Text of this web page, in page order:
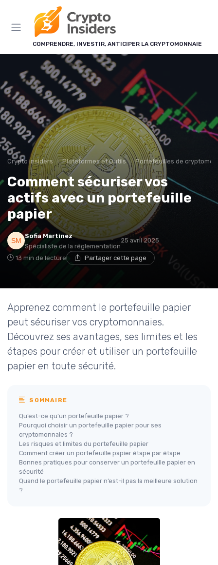
COMPRENDRE, INVESTIR, ANTICIPER LA CRYPTOMONNAIE
Crypto insiders Plateformes et Outils Portefeuilles de
Comment sécuriser vos
actifs avec un portefeuille
papier
Sofia Martinez
Spécialiste de la réglementation
25 avril 2025
13 min de lecture Partager cette page
Apprenez comment le portefeuille papier
peut sécuriser vos cryptomonnaies.
Découvrez ses avantages, ses limites et les
étapes pour créer et utiliser un portefeuille
papier en toute sécurité.
SOMMAIRE
Qu’est-ce qu’un portefeuille papier ?
Pourquoi choisir un portefeuille papier pour ses
cryptomonnaies ?
Les risques et limites du portefeuille papier
Comment créer un portefeuille papier étape par étape
Bonnes pratiques pour conserver un portefeuille papier en
sécurité
Quand le portefeuille papier n’est-il pas la meilleure solution
?
Panneau de gestion des cookies